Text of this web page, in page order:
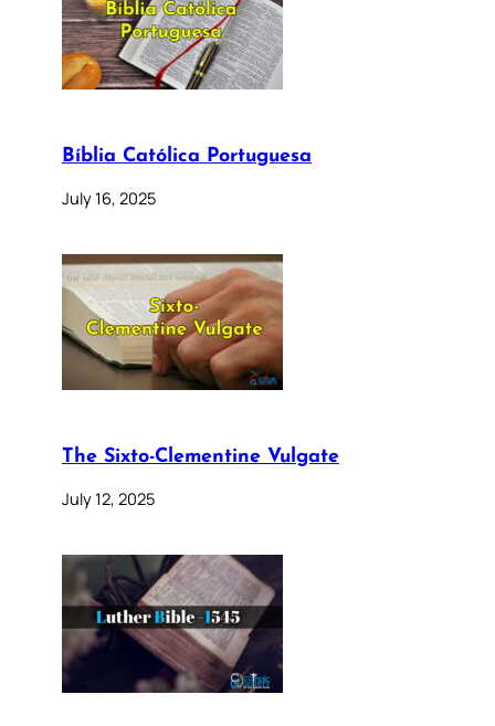
Bíblia Católica Portuguesa
July 16, 2025
The Sixto-Clementine Vulgate
July 12, 2025